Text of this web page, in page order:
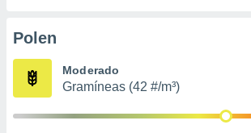
e
mediante
Polen
Moderado
Gramíneas (42 #/m³)